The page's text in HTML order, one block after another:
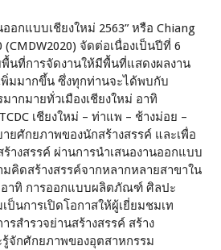
อกแบบเชียงใหม่ 2563” หรือ Chiang
(CMDW2020) จัดต่อเนื่องเป็นปีที่ 6
นที่การจัดงานให้มีพื้นที่แสดงผลงาน
มมากขึ้น ซึ่งทุกท่านจะได้พบกับ
ากมายทั่วเมืองเชียงใหม่ อาทิ
เชียงใหม่ – ท่าแพ – ช้างม่อย –
ยศักยภาพของนักสร้างสรรค์ และเพื่อ
างสรรค์ ผ่านการนำเสนองานออกแบบ
คิดสร้างสรรค์จากหลากหลายสาขาใน
อาทิ การออกแบบผลิตภัณฑ์ ศิลปะ
ป็นการเปิดโอกาสให้ผู้เยี่ยมชมเท
รสำรวจย่านสร้างสรรค์ สร้าง
จักศักยภาพของอุตสาหกรรม